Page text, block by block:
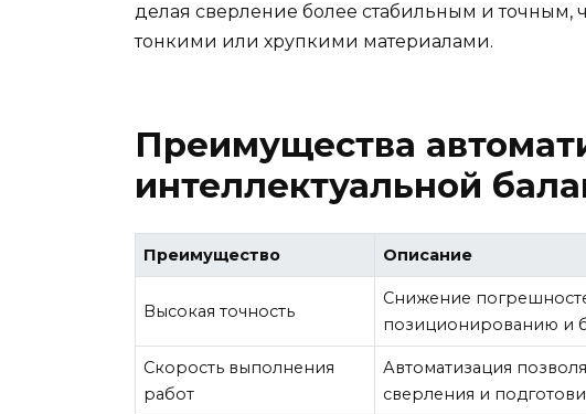
делая сверление более стабильным и точным,
тонкими или хрупкими материалами.
Преимущества
интеллектуальной
Преимущество Описание
Высокая точность
Снижение
позиционированию и
Скорость выполнения
работ
Автоматизация
сверления и